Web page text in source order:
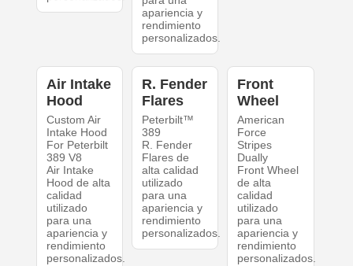
apariencia y
rendimiento
personalizados.
Air Intake
Hood
Custom Air
Intake Hood
For Peterbilt
389 V8
Air Intake
Hood de alta
calidad
utilizado
para una
apariencia y
rendimiento
personalizados.
R. Fender
Flares
Peterbilt™
389
R. Fender
Flares de
alta calidad
utilizado
para una
apariencia y
rendimiento
personalizados.
Front
Wheel
American
Force
Stripes
Dually
Front Wheel
de alta
calidad
utilizado
para una
apariencia y
rendimiento
personalizados.